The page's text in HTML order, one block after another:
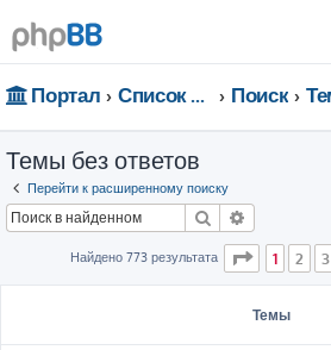
Портал Список форумов Поиск
Темы без ответов
Перейти к расширенному поиску
Поиск
Найдено 773 результата Страница
1 2 3
Темы